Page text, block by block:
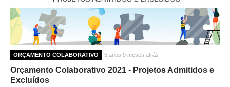
ORÇAMENTO COLABORATIVO 5 anos 9 meses atrás
Orçamento Colaborativo 2021 - Projetos Admitidos e
Excluídos